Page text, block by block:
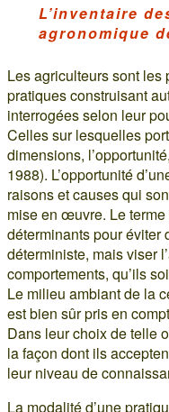
L’inventaire
agronomique
Les agriculteurs sont les
pratiques construisant
interrogées selon leur
Celles sur lesquelles
dimensions,
1988). L’opportunité
raisons et causes qui
mise en œuvre. Le terme
déterminants pour éviter
déterministe, mais viser
comportements, qu’ils
Le milieu ambiant de la
est bien sûr pris en
Dans leur choix de telle
la façon dont ils
leur niveau de
La modalité d’une